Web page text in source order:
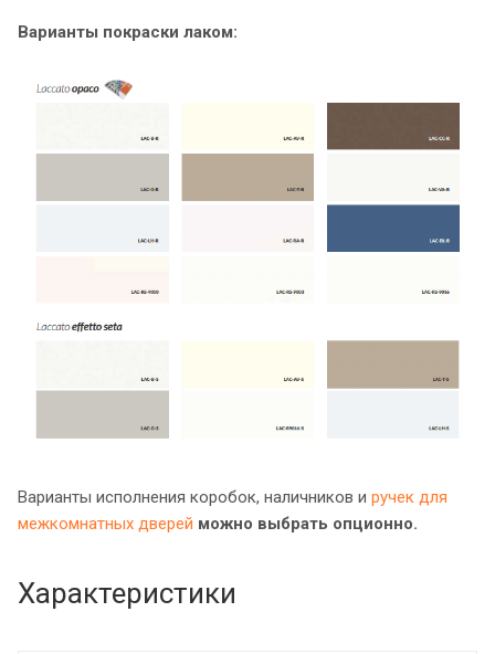
Варианты покраски лаком:
Варианты исполнения коробок, наличников и ручек для
межкомнатных дверей можно выбрать опционно.
Характеристики